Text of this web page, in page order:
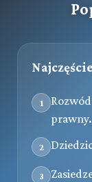
1
2
3